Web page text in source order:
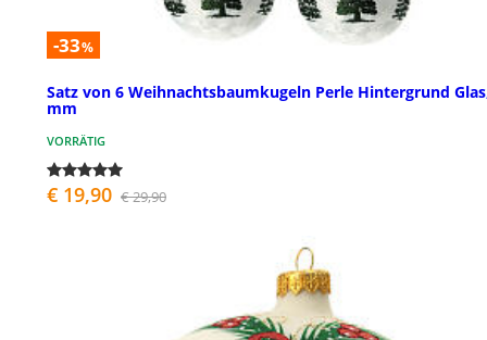
-33%
Satz von 6 Weihnachtsbaumkugeln Perle Hintergrund
mm
VORRÄTIG
€ 19,90 € 29,90